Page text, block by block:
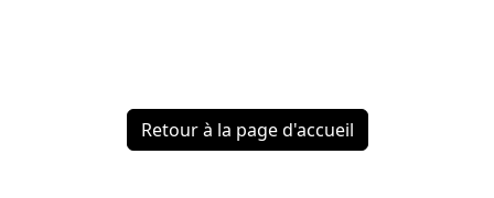
Retour à la page d'accueil